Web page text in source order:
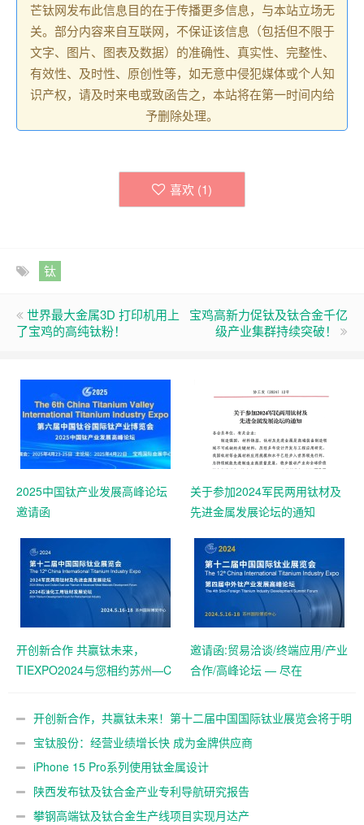
芒钛网发布此信息目的在于传播更多信息，与本站立场无
关。部分内容来自互联网，不保证该信息（包括但不限于
文字、图片、图表及数据）的准确性、真实性、完整性、
有效性、及时性、原创性等，如无意中侵犯媒体或个人知
识产权，请及时来电或致函告之，本站将在第一时间内给
予删除处理。
喜欢 (1)
钛
世界最大金属3D 打印机用上
了宝鸡的高纯钛粉！
宝鸡高新力促钛及钛合金千亿
级产业集群持续突破！
2025中国钛产业发展高峰论坛
邀请函
关于参加2024军民两用钛材及
先进金属发展论坛的通知
开创新合作 共赢钛未来，
TIEXPO2024与您相约苏州—C
邀请函:贸易洽谈/终端应用/产业
合作/高峰论坛 — 尽在
开创新合作，共赢钛未来！第十二届中国国际钛业展览会将于明
年5月在苏州举办
宝钛股份：经营业绩增长快 成为金牌供应商
iPhone 15 Pro系列使用钛金属设计
陕西发布钛及钛合金产业专利导航研究报告
攀钢高端钛及钛合金生产线项目实现月达产